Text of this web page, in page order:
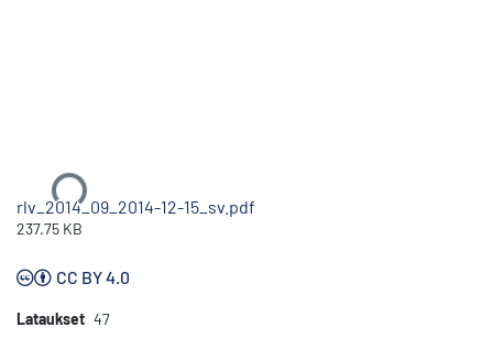
Ladataan...
rlv_2014_09_2014-12-15_sv.pdf
237.75 KB
CC BY 4.0
Lataukset 47